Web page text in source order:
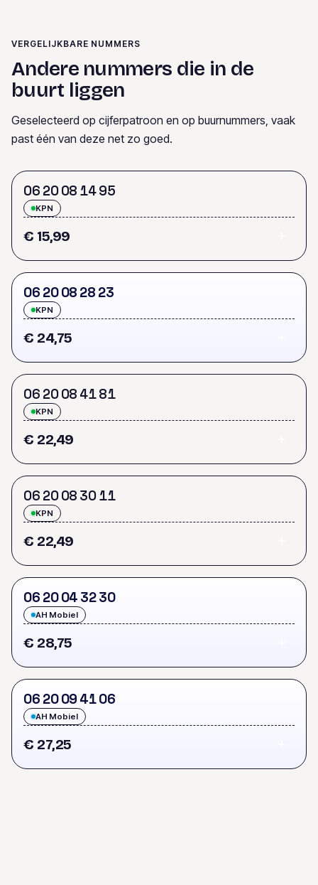
VERGELIJKBARE NUMMERS
Andere nummers die in de
buurt liggen
Geselecteerd op cijferpatroon en op buurnummers, vaak
past één van deze net zo goed.
06 2008 1495
KPN
€ 15,99
06 2008 28 23
KPN
€ 24,75
06 2008 4181
KPN
€ 22,49
06 2008 3011
KPN
€ 22,49
06 2004 3230
AH Mobiel
€ 28,75
06 2009 4106
AH Mobiel
€ 27,25